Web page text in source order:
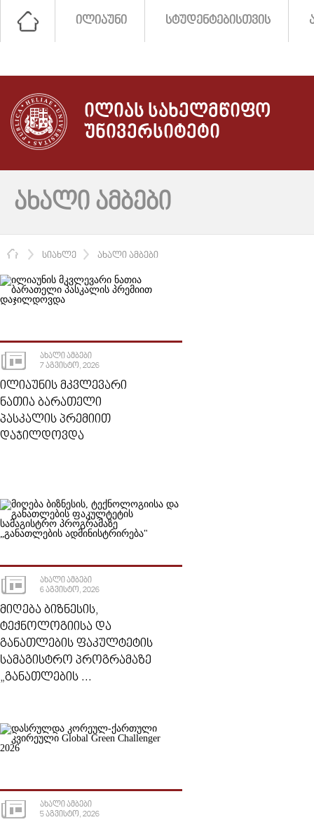
ᲘᲚᲘᲐᲣᲜᲘ ᲡᲢᲣᲓᲔᲜᲢᲔᲑᲘᲡᲗᲕᲘᲡ
ᲘᲚᲘᲐᲡ ᲡᲐᲮᲔᲚᲛᲬᲘᲤᲝ
ᲣᲜᲘᲕᲔᲠᲡᲘᲢᲔᲢᲘ
ᲐᲮᲐᲚᲘ ᲐᲛᲑᲔᲑᲘ
ᲛᲗᲐᲕᲐᲠᲘ
ᲡᲘᲐᲮᲚᲔ ᲐᲮᲐᲚᲘ ᲐᲛᲑᲔᲑᲘ
ᲐᲮᲐᲚᲘ ᲐᲛᲑᲔᲑᲘ
7 ᲐᲒᲕᲘᲡᲢᲝ, 2026
ᲘᲚᲘᲐᲣᲜᲘᲡ ᲛᲙᲕᲚᲔᲕᲐᲠᲘ
ᲜᲐᲗᲘᲐ ᲑᲐᲠᲐᲗᲔᲚᲘ
ᲞᲐᲡᲙᲐᲚᲘᲡ ᲞᲠᲔᲛᲘᲘᲗ
ᲓᲐᲯᲘᲚᲓᲝᲕᲓᲐ
ᲐᲮᲐᲚᲘ ᲐᲛᲑᲔᲑᲘ
6 ᲐᲒᲕᲘᲡᲢᲝ, 2026
ᲛᲘᲦᲔᲑᲐ ᲑᲘᲖᲜᲔᲡᲘᲡ,
ᲢᲔᲥᲜᲝᲚᲝᲒᲘᲘᲡᲐ ᲓᲐ
ᲒᲐᲜᲐᲗᲚᲔᲑᲘᲡ ᲤᲐᲙᲣᲚᲢᲔᲢᲘᲡ
ᲡᲐᲛᲐᲒᲘᲡᲢᲠᲝ ᲞᲠᲝᲒᲠᲐᲛᲐᲖᲔ
„ᲒᲐᲜᲐᲗᲚᲔᲑᲘᲡ ...
ᲐᲮᲐᲚᲘ ᲐᲛᲑᲔᲑᲘ
5 ᲐᲒᲕᲘᲡᲢᲝ, 2026